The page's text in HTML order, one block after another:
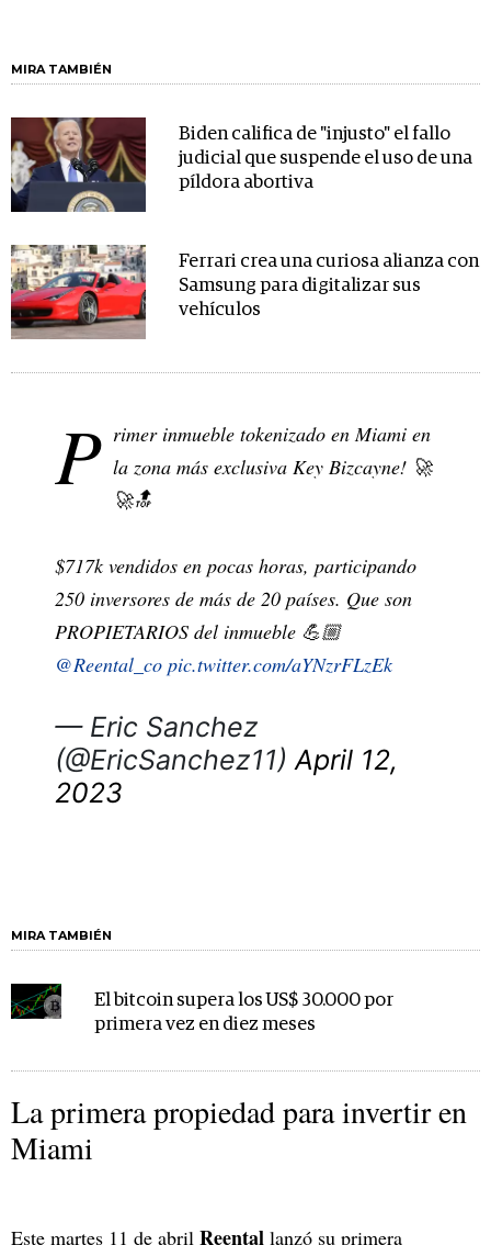
MIRA TAMBIÉN
Biden califica de "injusto" el fallo
judicial que suspende el uso de una
píldora abortiva
Ferrari crea una curiosa alianza con
Samsung para digitalizar sus
vehículos
P rimer inmueble tokenizado en Miami en
la zona más exclusiva Key Bizcayne! 🚀
🚀🔝
$717k vendidos en pocas horas, participando
250 inversores de más de 20 países. Que son
PROPIETARIOS del inmueble 💪🏼
@Reental_co pic.twitter.com/aYNzrFLzEk
— Eric Sanchez
(@EricSanchez11) April 12,
2023
MIRA TAMBIÉN
El bitcoin supera los US$ 30.000 por
primera vez en diez meses
La primera propiedad para invertir en
Miami
Este martes 11 de abril Reental lanzó su primera